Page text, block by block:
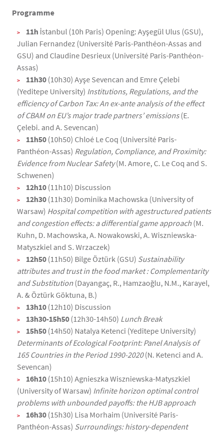
Programme
11h İstanbul (10h Paris) Opening: Ayşegül Ulus (GSU),
Julian Fernandez (Université Paris-Panthéon-Assas and
GSU) and Claudine Desrieux (Université Paris-Panthéon-
Assas)
11h30 (10h30) Ayşe Sevencan and Emre Çelebi
(Yeditepe University) Institutions, Regulations, and the
efficiency of Carbon Tax: An ex-ante analysis of the effect
of CBAM on EU’s major trade partners’ emissions(E.
Çelebi. and A. Sevencan)
11h50 (10h50) Chloé Le Coq (Université Paris-
Panthéon-Assas) Regulation, Compliance, and Proximity:
Evidence from Nuclear Safety(M. Amore, C. Le Coq and S.
Schwenen)
12h10 (11h10) Discussion
12h30 (11h30) Dominika Machowska (University of
Warsaw) Hospital competition with agestructured patients
and congestion effects: a differential game approach (M.
Kuhn, D. Machowska, A. Nowakowski, A. Wiszniewska-
Matyszkiel and S. Wrzaczek)
12h50 (11h50) Bilge Öztürk (GSU) Sustainability
attributes and trust in the food market : Complementarity
and Substitution (Dayangaç, R., Hamzaoğlu, N.M., Karayel,
A. & Öztürk Göktuna, B.)
13h10 (12h10) Discussion
13h30-15h50 (12h30-14h50) Lunch Break
15h50 (14h50) Natalya Ketenci (Yeditepe University)
Determinants of Ecological Footprint: Panel Analysis of
165 Countries in the Period 1990-2020(N. Ketenci and A.
Sevencan)
16h10 (15h10) Agnieszka Wiszniewska-Matyszkiel
(University of Warsaw) Infinite horizon optimal control
problems with unbounded payoffs: the HJB approach
16h30 (15h30) Lisa Morhaim (Université Paris-
Panthéon-Assas) Surroundings: history-dependent